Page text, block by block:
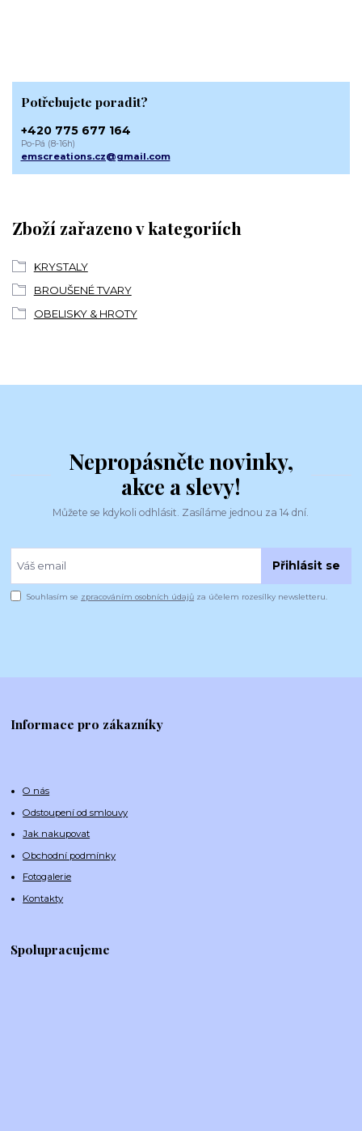
Zboží zařazeno v kategoriích
KRYSTALY
BROUŠENÉ TVARY
OBELISKY & HROTY
Potřebujete poradit?
+420 775 677 164
Po-Pá (8-16h)
emscreations.cz@gmail.com
Nepropásněte novinky,
akce a slevy!
Můžete se kdykoli odhlásit. Zasíláme jednou za 14 dní.
Přihlásit se
Souhlasím se zpracováním osobních údajů za účelem rozesílky newsletteru.
Informace pro zákazníky
O nás
Odstoupení od smlouvy
Jak nakupovat
Obchodní podmínky
Fotogalerie
Kontakty
Spolupracujeme